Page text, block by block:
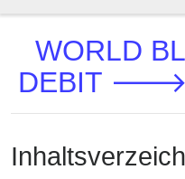
BIN
Nummer
BIN
API
BIN
Generator
WORLD
DEBIT 🡒